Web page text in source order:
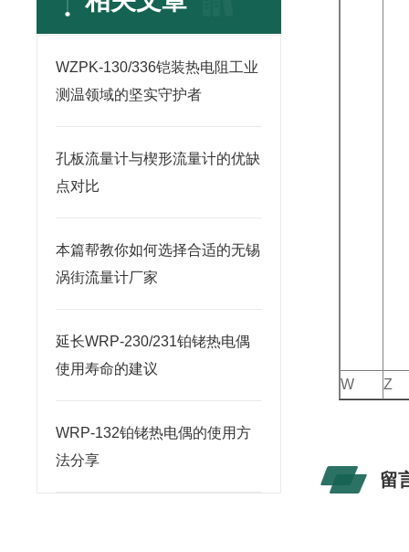
WZPK-130/336铠装热电阻工业
测温领域的坚实守护者
孔板流量计与楔形流量计的优缺
点对比
本篇帮教你如何选择合适的无锡
涡街流量计厂家
延长WRP-230/231铂铑热电偶
使用寿命的建议
WRP-132铂铑热电偶的使用方
法分享
W Z
留